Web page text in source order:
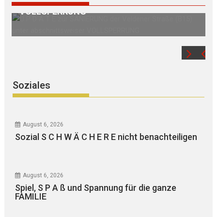
VOLLSPERRUNG
Soziales
August 6, 2026
Sozial S C H W Ä C H E R E nicht benachteiligen
August 6, 2026
Spiel, S P A ß und Spannung für die ganze
FAMILIE